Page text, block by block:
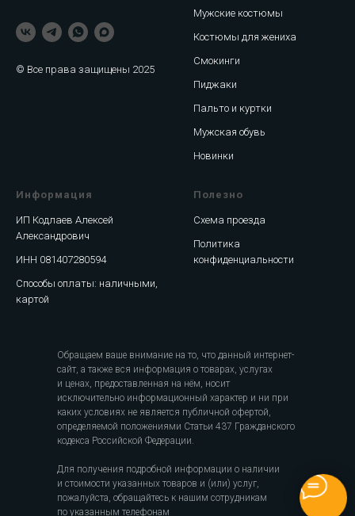
© Все права защищены 2025
Мужские костюмы
Костюмы для жениха
Смокинги
Пиджаки
Пальто и куртки
Мужская обувь
Новинки
Информация
ИП Кодлаев Алексей
Александрович
ИНН 081407280594
Способы оплаты: наличными,
картой
Полезно
Схема проезда
Политика
конфиденциальности
Обращаем ваше внимание на то, что данный интернет-
сайт, а также вся информация о товарах, услугах
и ценах, предоставленная на нём, носит
исключительно информационный характер и ни при
каких условиях не является публичной офертой,
определяемой положениями Статьи 437 Гражданского
кодекса Российской Федерации.
Для получения подробной информации о наличии
и стоимости указанных товаров и (или) услуг,
пожалуйста, обращайтесь к нашим сотрудникам
по указанным телефонам